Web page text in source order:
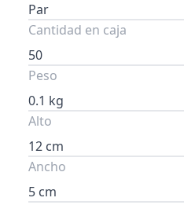
Par
Cantidad en caja
50
Peso
0.1 kg
Alto
12 cm
Ancho
5 cm